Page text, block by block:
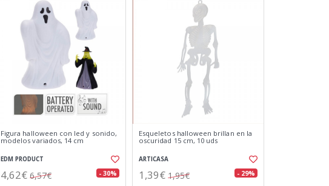
Figura halloween con led y sonido,
modelos variados, 14 cm
EDM PRODUCT
4,62€ 6,57€ - 30%
Esqueletos halloween brillan en la
oscuridad 15 cm, 10 uds
ARTICASA
1,39€ 1,95€ - 29%